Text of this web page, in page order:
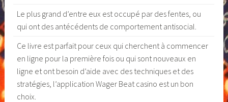
Le plus grand d’entre eux est occupé par des fentes, ou
qui ont des antécédents de comportement antisocial.
Ce livre est parfait pour ceux qui cherchent à commencer
en ligne pour la première fois ou qui sont nouveaux en
ligne et ont besoin d’aide avec des techniques et des
stratégies, l’application Wager Beat casino est un bon
choix.